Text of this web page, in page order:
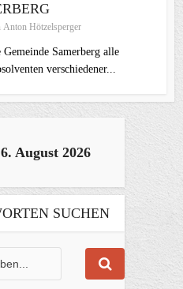
Anton Hötzelsperger
Samerberg alle
verschiedener...
August 2026
SUCHEN